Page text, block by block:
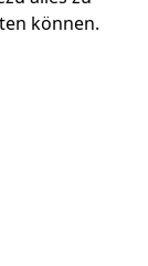
können.